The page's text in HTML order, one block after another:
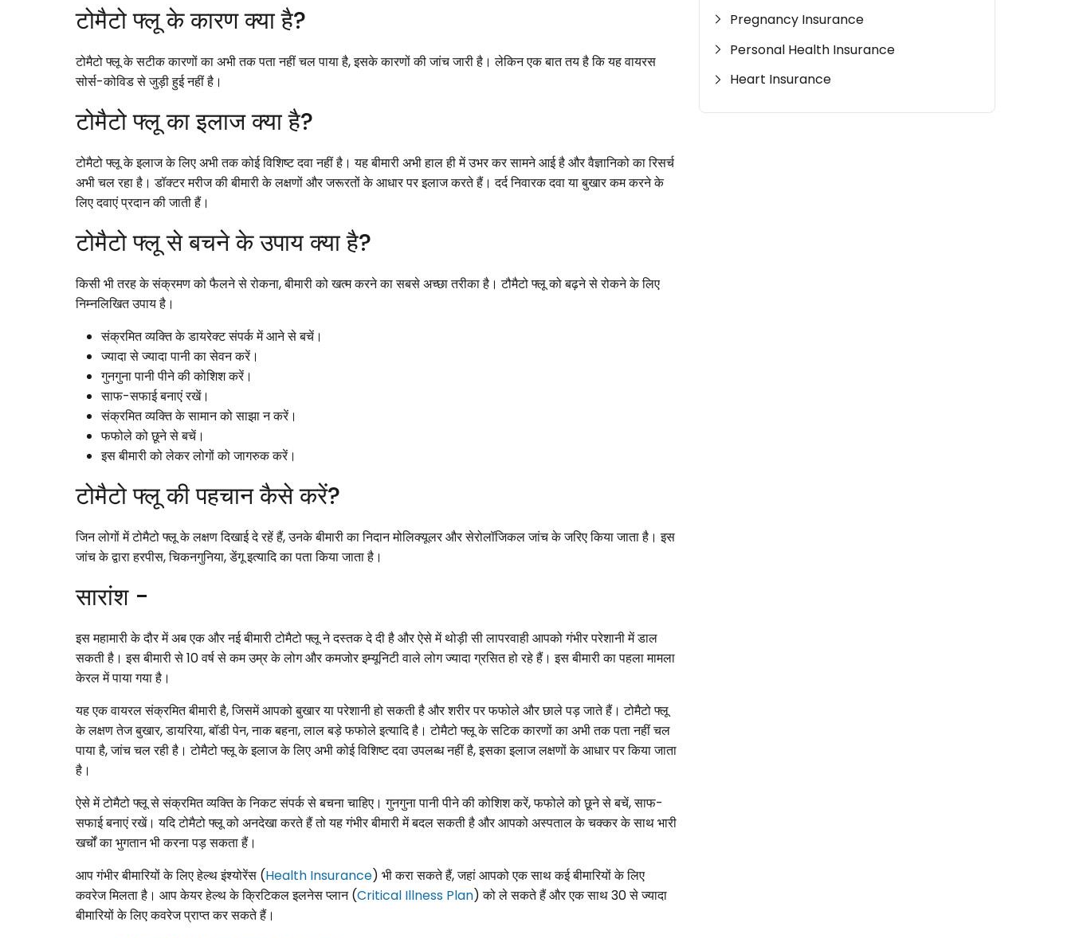
टोमैटो फ्लू के कारण क्या है?
टोमैटो फ्लू के सटीक कारणों का अभी तक पता नहीं चल पाया है, इसके कारणों की जांच जारी है। लेकिन एक बात तय है कि यह वायरस
सोर्स-कोविड से जुड़ी हुई नहीं है।
टोमैटो फ्लू का इलाज क्या है?
टोमैटो फ्लू के इलाज के लिए अभी तक कोई विशिष्ट दवा नहीं है। यह बीमारी अभी हाल ही में उभर कर सामने आई है और वैज्ञानिको का रिसर्च
अभी चल रहा है। डॉक्टर मरीज की बीमारी के लक्षणों और जरूरतों के आधार पर इलाज करते हैं। दर्द निवारक दवा या बुखार कम करने के
लिए दवाएं प्रदान की जाती हैं।
टोमैटो फ्लू से बचने के उपाय क्या है?
किसी भी तरह के संक्रमण को फैलने से रोकना, बीमारी को खत्म करने का सबसे अच्छा तरीका है। टौमैटो फ्लू को बढ़ने से रोकने के लिए
निम्नलिखित उपाय है।
संक्रमित व्यक्ति के डायरेक्ट संपर्क में आने से बचें।
ज्यादा से ज्यादा पानी का सेवन करें।
गुनगुना पानी पीने की कोशिश करें।
साफ-सफाई बनाएं रखें।
संक्रमित व्यक्ति के सामान को साझा न करें।
फफोले को छूने से बचें।
इस बीमारी को लेकर लोगों को जागरुक करें।
टोमैटो फ्लू की पहचान कैसे करें?
जिन लोगों में टोमैटो फ्लू के लक्षण दिखाई दे रहें हैं, उनके बीमारी का निदान मोलिक्यूलर और सेरोलॉजिकल जांच के जरिए किया जाता है। इस
जांच के द्वारा हरपीस, चिकनगुनिया, डेंगू इत्यादि का पता किया जाता है।
सारांश -
इस महामारी के दौर में अब एक और नई बीमारी टोमैटो फ्लू ने दस्तक दे दी है और ऐसे में थोड़ी सी लापरवाही आपको गंभीर परेशानी में डाल
सकती है। इस बीमारी से 10 वर्ष से कम उम्र के लोग और कमजोर इम्यूनिटी वाले लोग ज्यादा ग्रसित हो रहे हैं। इस बीमारी का पहला मामला
केरल में पाया गया है।
यह एक वायरल संक्रमित बीमारी है, जिसमें आपको बुखार या परेशानी हो सकती है और शरीर पर फफोले और छाले पड़ जाते हैं। टोमैटो फ्लू
के लक्षण तेज बुखार, डायरिया, बॉडी पेन, नाक बहना, लाल बड़े फफोले इत्यादि है। टोमैटो फ्लू के सटिक कारणों का अभी तक पता नहीं चल
पाया है, जांच चल रही है। टोमैटो फ्लू के इलाज के लिए अभी कोई विशिष्ट दवा उपलब्ध नहीं है, इसका इलाज लक्षणों के आधार पर किया जाता
है।
ऐसे में टोमैटो फ्लू से संक्रमित व्यक्ति के निकट संपर्क से बचना चाहिए। गुनगुना पानी पीने की कोशिश करें, फफोले को छूने से बचें, साफ-
सफाई बनाएं रखें। यदि टोमैटो फ्लू को अनदेखा करते हैं तो यह गंभीर बीमारी में बदल सकती है और आपको अस्पताल के चक्कर के साथ भारी
खर्चों का भुगतान भी करना पड़ सकता हैं।
आप गंभीर बीमारियों के लिए हेल्थ इंश्योरेंस (Health Insurance) भी करा सकते हैं, जहां आपको एक साथ कई बीमारियों के लिए
कवरेज मिलता है। आप केयर हेल्थ के क्रिटिकल इलनेस प्लान (Critical Illness Plan) को ले सकते हैं और एक साथ 30 से ज्यादा
बीमारियों के लिए कवरेज प्राप्त कर सकते हैं।
Pregnancy Insurance
Personal Health Insurance
Heart Insurance